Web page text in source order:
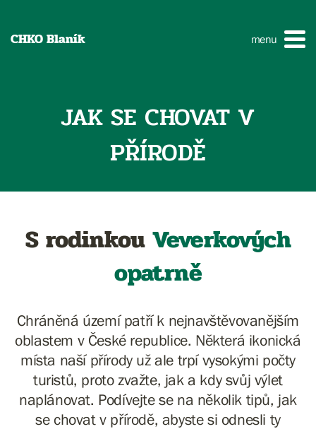
CHKO Blaník menu
JAK SE CHOVAT V
PŘÍRODĚ
S rodinkouVeverkových
opatrně
Chráněná území patří k nejnavštěvovanějším
oblastem v České republice. Některá ikonická
místa naší přírody už ale trpí vysokými počty
turistů, proto zvažte, jak a kdy svůj výlet
naplánovat. Podívejte se na několik tipů, jak
se chovat v přírodě, abyste si odnesli ty